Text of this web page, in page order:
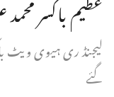
عظیم باکسر
گئے